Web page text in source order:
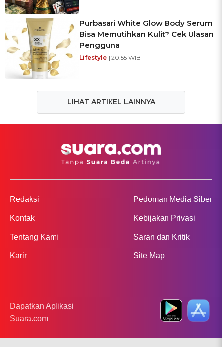
Purbasari White Glow Body Serum
Bisa Memutihkan Kulit? Cek Ulasan
Pengguna
Lifestyle | 20:55 WIB
LIHAT ARTIKEL LAINNYA
Redaksi
Kontak
Tentang Kami
Karir
Pedoman Media Siber
Kebijakan Privasi
Saran dan Kritik
Site Map
Dapatkan Aplikasi
Suara.com